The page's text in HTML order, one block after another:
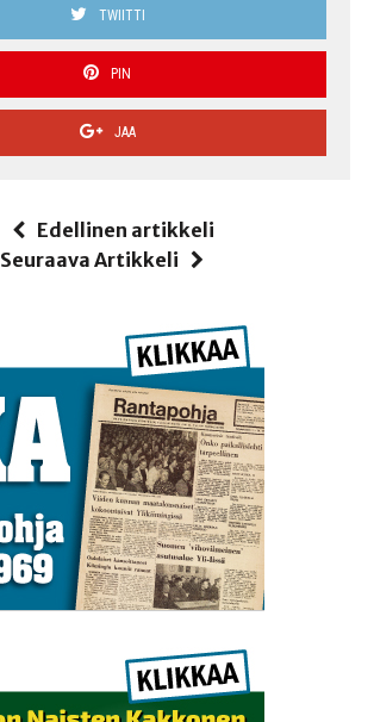
TWIITTI
PIN
JAA
Edellinen artikkeli
Seuraava Artikkeli